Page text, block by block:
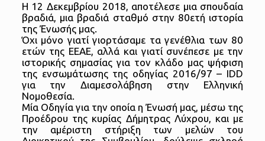
Η 12 Δεκεμβρίου 2018, αποτέλεσε μια σπουδαία
βραδιά, μια βραδιά σταθμό στην 80ετή ιστορία
της Ένωσής μας.
Όχι μόνο γιατί γιορτάσαμε τα γενέθλια των 80
ετών της ΕΕΑΕ, αλλά και γιατί συνέπεσε με την
ιστορικής σημασίας για τον κλάδο μας ψήφιση
της ενσωμάτωσης της οδηγίας 2016/97 – IDD
για την Διαμεσολάβηση στην Ελληνική
Νομοθεσία.
Μία Οδηγία για την οποία η Ένωσή μας, μέσω της
Προέδρου της κυρίας Δήμητρας Λύχρου, και με
την αμέριστη στήριξη των μελών του